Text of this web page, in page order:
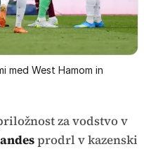
med West Hamom in
za vodstvo v
prodrl v kazenski